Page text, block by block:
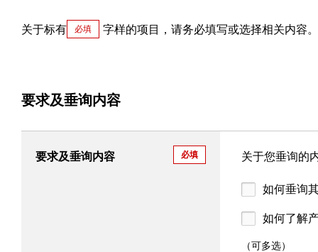
关于标有 必填 字样的项目，请务必填写或选择相关内容。
要求及垂询内容
要求及垂询内容 必填 关于您垂询的
如何垂询
如何了解
（可多选）